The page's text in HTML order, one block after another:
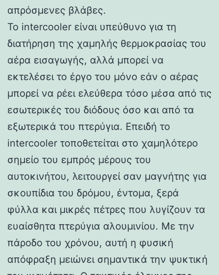
απρόσμενες βλάβες.
Το intercooler είναι υπεύθυνο για τη
διατήρηση της χαμηλής θερμοκρασίας του
αέρα εισαγωγής, αλλά μπορεί να
εκτελέσει το έργο του μόνο εάν ο αέρας
μπορεί να ρέει ελεύθερα τόσο μέσα από τις
εσωτερικές του διόδους όσο και από τα
εξωτερικά του πτερύγια. Επειδή το
intercooler τοποθετείται στο χαμηλότερο
σημείο του εμπρός μέρους του
αυτοκινήτου, λειτουργεί σαν μαγνήτης για
σκουπίδια του δρόμου, έντομα, ξερά
φύλλα και μικρές πέτρες που λυγίζουν τα
ευαίσθητα πτερύγια αλουμινίου. Με την
πάροδο του χρόνου, αυτή η φυσική
απόφραξη μειώνει σημαντικά την ψυκτική